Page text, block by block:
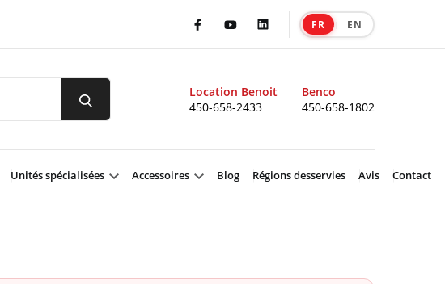
FacebookYoutubeLinkedIn FR | EN
Location Benoit
450-658-2433
Benco
450-658-1802
Unités spécialisées Accessoires Blog Régions desservies Avis Contact